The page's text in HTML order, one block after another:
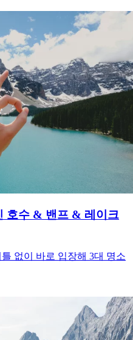
호수 & 밴프 & 레이크
없이 바로 입장해 3대 명소